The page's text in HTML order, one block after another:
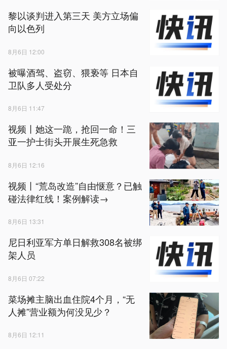
黎以谈判进入第三天 美方立场偏
向以色列
8月6日 12:00
被曝酒驾、盗窃、猥亵等 日本自
卫队多人受处分
8月6日 11:47
视频丨她这一跪，抢回一命！三
亚一护士街头开展生死急救
8月6日 12:16
视频丨“荒岛改造”自由惬意？已触
碰法律红线！案例解读→
8月6日 13:31
尼日利亚军方单日解救308名被绑
架人员
8月6日 07:22
菜场摊主脑出血住院4个月，“无
人摊”营业额为何没见少？
8月6日 12:11